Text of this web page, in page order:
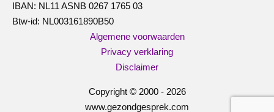
IBAN: NL11 ASNB 0267 1765 03
Btw-id: NL003161890B50
Algemene voorwaarden
Privacy verklaring
Disclaimer
Copyright © 2000 - 2026
www.gezondgesprek.com